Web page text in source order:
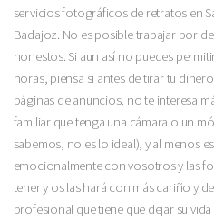
servicios fotográficos de retratos en
Badajoz. No es posible trabajar por
honestos. Si aun así no puedes
horas, piensa si antes de tirar tu
páginas de anuncios, no te interesa
familiar que tenga una cámara o un
sabemos, no es lo ideal), y al menos
emocionalmente con vosotros y las
tener y os las hará con más cariño y
profesional que tiene que dejar su